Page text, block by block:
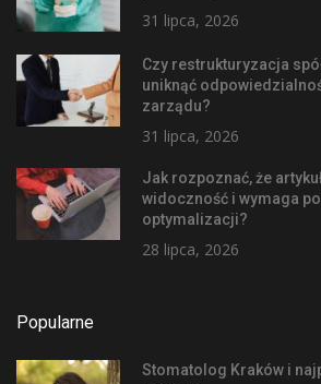
31 lipca, 2026
Czy restrukturyzacja
uniknąć
zarządu?
31 lipca, 2026
Jak rozpoznać, że
widoczność i wymaga
optymalizacji?
28 lipca, 2026
Popularne
Stomatolog Kraków i